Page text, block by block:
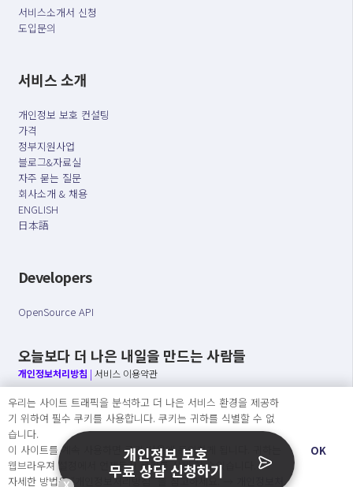
서비스소개서 신청
도입문의
서비스 소개
개인정보 보호 컨설팅
가격
정부지원사업
블로그&자료실
자주 묻는 질문
회사소개 & 채용
ENGLISH
日本語
Developers
OpenSource API
오늘보다 더 나은 내일을 만드는 사람들
개인정보처리방침 | 서비스 이용약관
○ 개인정보보호 컴플라이언스를 선도하겠습니다.
○ 정보주체의 권리를 보장하겠습니다.
○ 기업의 개인정보보호를 위한 효율적 관리를 보장하겠습니다.
우리는 사이트 트래픽을 분석하고 더 나은 서비스 환경을 제공하
기 위하여 필수 쿠키를 사용합니다. 쿠키는 귀하를 식별할 수 없
습니다.
이 사이트를 계속 사용하면 쿠키 사용에 동의하게 됩니다. 귀하는
웹브라우져 설정에서 언제든지 쿠키를 삭제 할 수있습니다.
자세한 방법은 “개인정보처리방침” 을 참고하세요. →
OK
개인정보 보호
무료 상담 신청하기